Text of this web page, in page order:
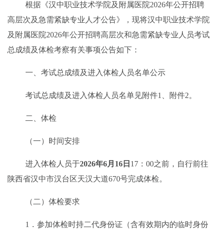
根据《汉中职业技术学院及附属医院2026年公开招聘
高层次及急需紧缺专业人才公告》，现将汉中职业技术学院
及附属医院2026年公开招聘高层次和急需紧缺专业人员考试
总成绩及体检考察有关事项公告如下：
一、考试总成绩及进入体检人员名单公示
考试总成绩及进入体检人员名单见附件1 附件2。
二、体检
（一）时间安排
进入体检人员于2026年6月 16 日 17：00之前，自行前往
陕西省汉中市汉台区天汉大道670号完成体检。
（二）体检要求
1 ．参加体检时持二代身份证（含有效期内的临时身份